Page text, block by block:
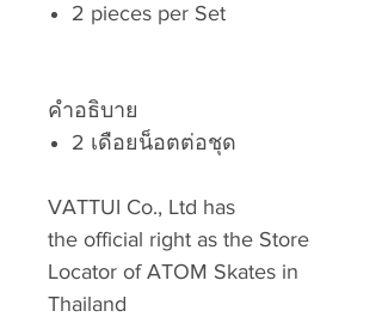
2 pieces per Set
คำอธิบาย
2 เดือยน็อตต่อชุด
VATTUI Co., Ltd has
the official right as the Store
Locator of ATOM Skates in
Thailand